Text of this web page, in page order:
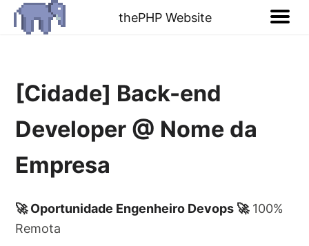
thePHP Website
[Cidade] Back-end
Developer @ Nome da
Empresa
🚀 Oportunidade Engenheiro Devops 🚀100%
Remota